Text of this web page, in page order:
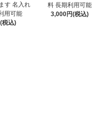
す 名入れ
用可能
税込)
料 長期利用可能
3,000円(税込)